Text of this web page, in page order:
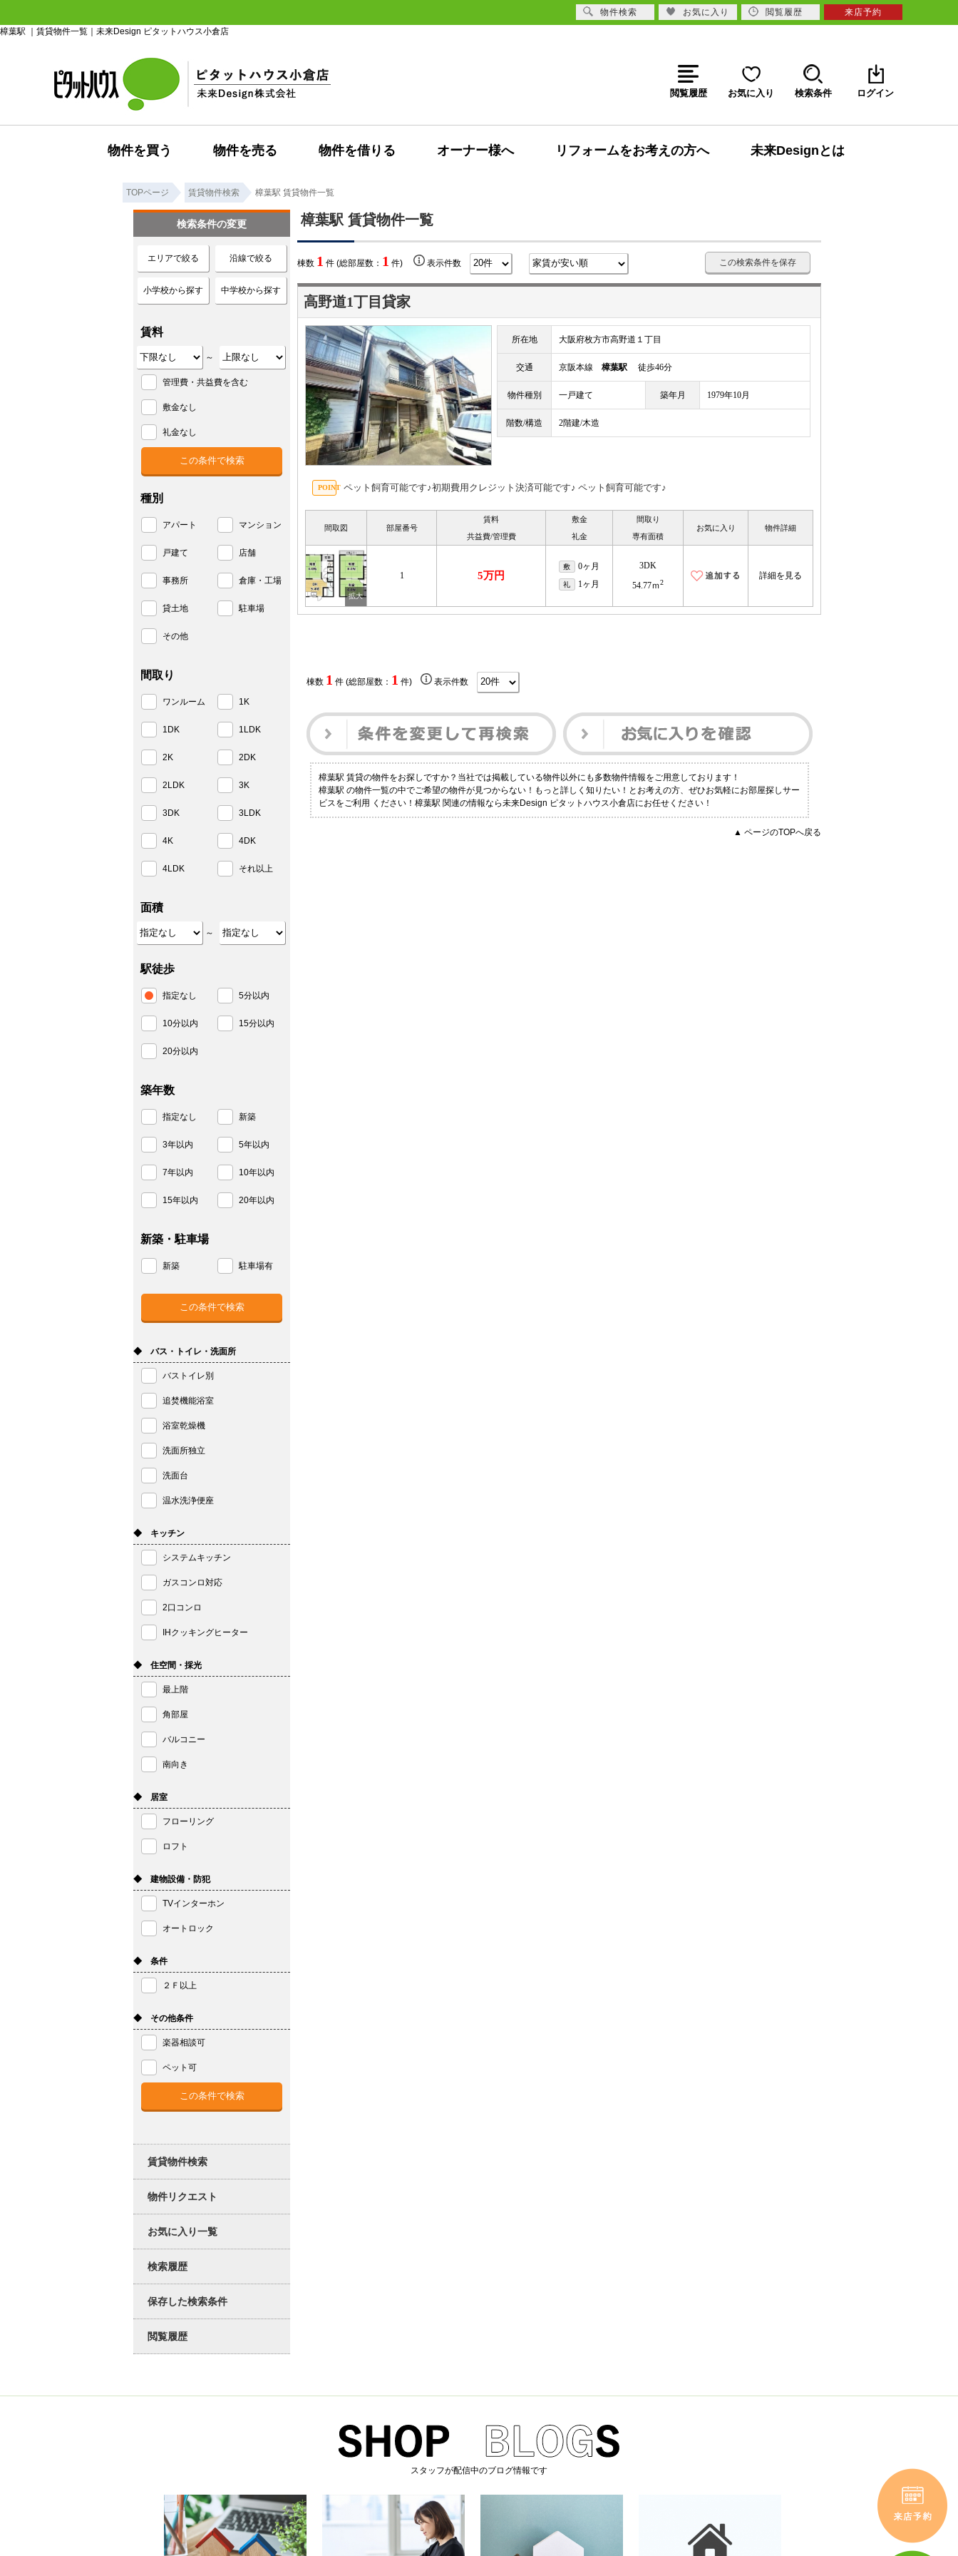
樟葉駅 ｜賃貸物件一覧｜未来Design ピタットハウス小倉店
閲覧履歴 お気に入り 検索条件 ログイン
物件を買う 物件を売る 物件を借りる オーナー様へ リフォームをお考えの方へ 未来Designとは
TOPページ 賃貸物件検索 樟葉駅 賃貸物件一覧
樟葉駅 賃貸物件一覧
棟数 1 件 (総部屋数： 1 件) 表示件数 この検索条件を保存
高野道1丁目貸家
所在地 大阪府枚方市高野道１丁目
交通 京阪本線 樟葉駅 徒歩46分
物件種別 一戸建て 築年月 1979年10月
階数/構造 2階建/木造
ペット飼育可能です♪初期費用クレジット決済可能です♪ ペット飼育可能です♪
間取図 部屋番号
賃料
共益費/管理費
敷金
礼金
間取り
専有面積
お気に入り 物件詳細
1 5万円
敷 0ヶ月
礼 1ヶ月
3DK
54.77ｍ2
詳細を見る
棟数 1 件 (総部屋数： 1 件) 表示件数
樟葉駅 賃貸の物件をお探しですか？当社では掲載している物件以外にも多数物件情報をご用意しております！
樟葉駅 の物件一覧の中でご希望の物件が見つからない！もっと詳しく知りたい！とお考えの方、ぜひお気軽にお部屋探しサー
ビスをご利用 ください！樟葉駅 関連の情報なら未来Design ピタットハウス小倉店にお任せください！
▲ ページのTOPへ戻る
検索条件の変更
エリアで絞る 沿線で絞る
小学校から探す 中学校から探す
賃料
～
管理費・共益費を含む
敷金なし
礼金なし
種別
アパート マンション
戸建て 店舗
事務所 倉庫・工場
貸土地 駐車場
その他
間取り
ワンルーム 1K
1DK 1LDK
2K 2DK
2LDK 3K
3DK 3LDK
4K 4DK
4LDK それ以上
面積
～
駅徒歩
指定なし 5分以内
10分以内 15分以内
20分以内
築年数
指定なし 新築
3年以内 5年以内
7年以内 10年以内
15年以内 20年以内
新築・駐車場
新築 駐車場有
◆ バス・トイレ・洗面所
バストイレ別
追焚機能浴室
浴室乾燥機
洗面所独立
洗面台
温水洗浄便座
◆ キッチン
システムキッチン
ガスコンロ対応
2口コンロ
IHクッキングヒーター
◆ 住空間・採光
最上階
角部屋
バルコニー
南向き
◆ 居室
フローリング
ロフト
◆ 建物設備・防犯
TVインターホン
オートロック
◆ 条件
２Ｆ以上
◆ その他条件
楽器相談可
ペット可
賃貸物件検索
物件リクエスト
お気に入り一覧
検索履歴
保存した検索条件
閲覧履歴
スタッフが配信中のブログ情報です
物件検索 お気に入り 閲覧履歴 来店予約